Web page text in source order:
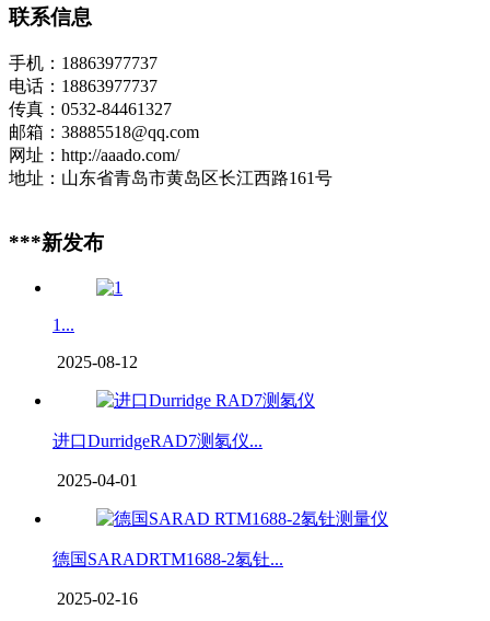
联系信息
手机：18863977737
电话：18863977737
传真：0532-84461327
邮箱：38885518@qq.com
网址：http://aaado.com/
地址：山东省青岛市黄岛区长江西路161号
***新发布
1...
2025-08-12
进口DurridgeRAD7测氡仪...
2025-04-01
德国SARADRTM1688-2氡钍...
2025-02-16